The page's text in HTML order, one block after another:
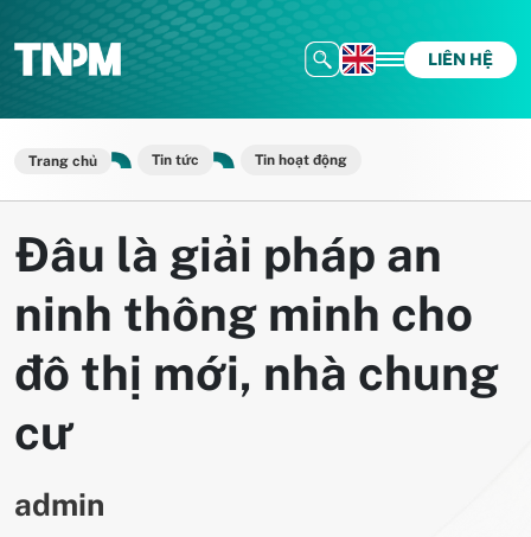
LIÊN HỆ
Trang chủ Tin tức Tin hoạt động
Đâu là giải pháp an
ninh thông minh cho
đô thị mới, nhà chung
cư
admin